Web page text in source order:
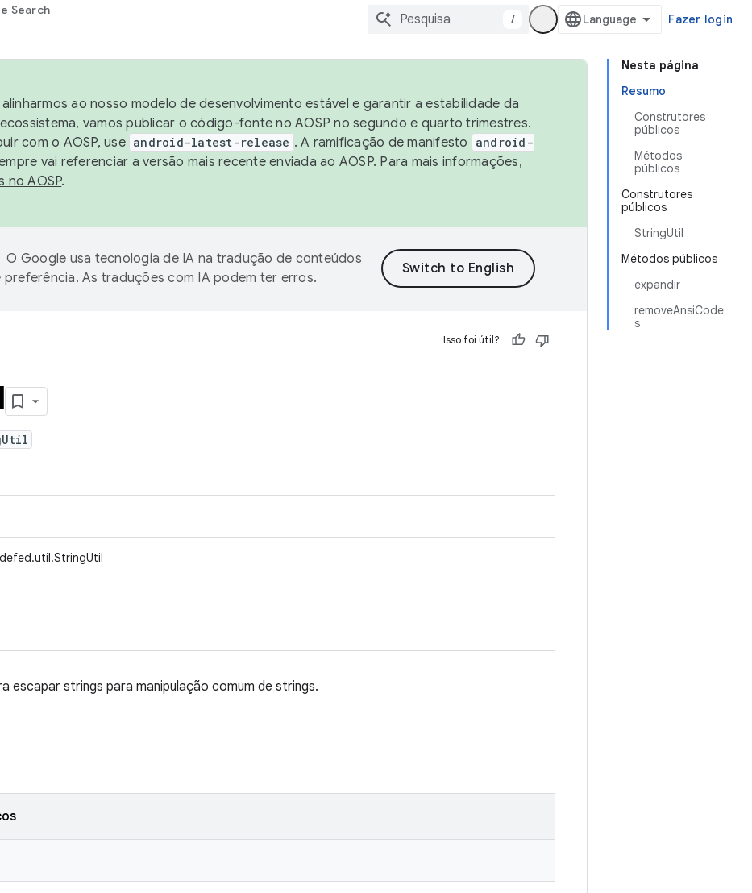
Search
/ Fazer login
Nesta página
Resumo
Construtores
públicos
Métodos
públicos
Construtores
públicos
StringUtil
Métodos públicos
expandir
removeAnsiCode
s
ao nosso modelo de desenvolvimento estável e garantir a estabilidade da
vamos publicar o código-fonte no AOSP no segundo e quarto trimestres.
com o AOSP, use android-latest-release . A ramificação de manifesto
android-
vai referenciar a versão mais recente enviada ao AOSP. Para mais informações,
no AOSP.
O Google usa tecnologia de IA na tradução de conteúdos
preferência. As traduções com IA podem ter erros.
Isso foi útil?
escapar strings para manipulação comum de strings.